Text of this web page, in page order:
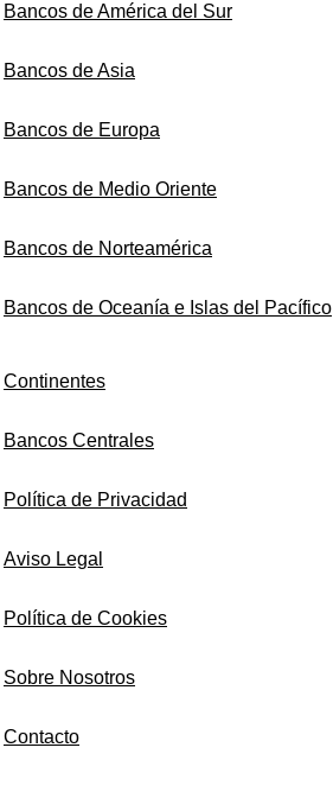
Bancos de América del Sur
Bancos de Asia
Bancos de Europa
Bancos de Medio Oriente
Bancos de Norteamérica
Bancos de Oceanía e Islas del Pacífico
Continentes
Bancos Centrales
Política de Privacidad
Aviso Legal
Política de Cookies
Sobre Nosotros
Contacto